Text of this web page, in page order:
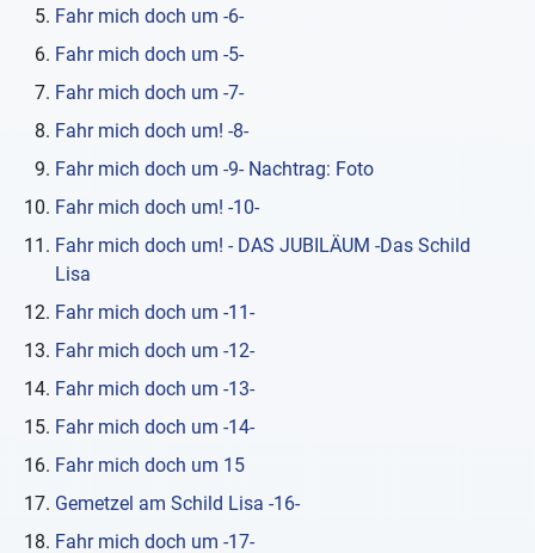
Fahr mich doch um -6-
Fahr mich doch um -5-
Fahr mich doch um -7-
Fahr mich doch um! -8-
Fahr mich doch um -9- Nachtrag: Foto
Fahr mich doch um! -10-
Fahr mich doch um! - DAS JUBILÄUM -Das Schild
Lisa
Fahr mich doch um -11-
Fahr mich doch um -12-
Fahr mich doch um -13-
Fahr mich doch um -14-
Fahr mich doch um 15
Gemetzel am Schild Lisa -16-
Fahr mich doch um -17-